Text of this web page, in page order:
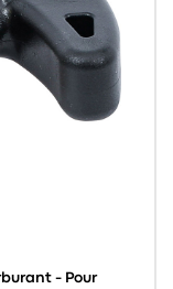
- Pour